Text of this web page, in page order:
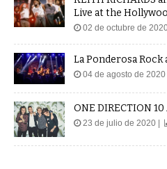
Live at the
02 de octubre de
La Ponderosa Rock
04 de agosto de 2020
ONE DIRECTION 10
23 de julio de 2020 |